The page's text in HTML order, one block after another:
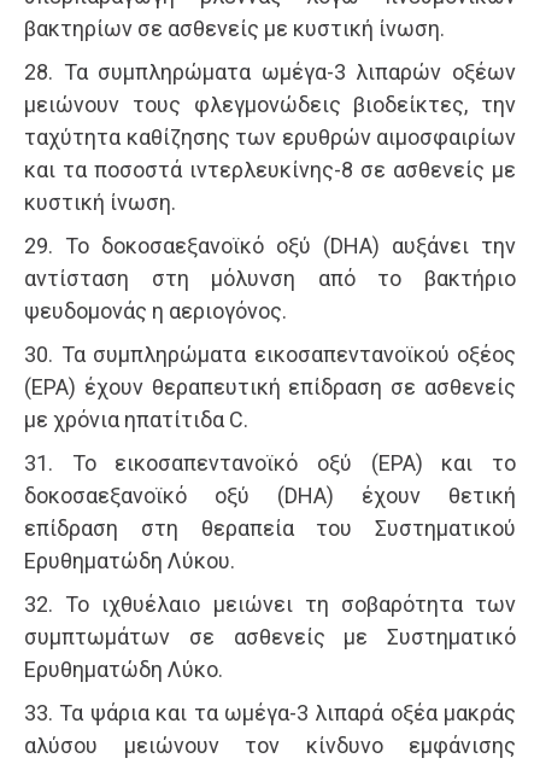
βακτηρίων σε ασθενείς με κυστική ίνωση.
28. Τα συμπληρώματα ωμέγα-3 λιπαρών οξέων
μειώνουν τους φλεγμονώδεις βιοδείκτες, την
ταχύτητα καθίζησης των ερυθρών αιμοσφαιρίων
και τα ποσοστά ιντερλευκίνης-8 σε ασθενείς με
κυστική ίνωση.
29. Το δοκοσαεξανοϊκό οξύ (DHA) αυξάνει την
αντίσταση στη μόλυνση από το βακτήριο
ψευδομονάς η αεριογόνος.
30. Τα συμπληρώματα εικοσαπεντανοϊκού οξέος
(ΕΡΑ) έχουν θεραπευτική επίδραση σε ασθενείς
με χρόνια ηπατίτιδα C.
31. Το εικοσαπεντανοϊκό οξύ (ΕΡΑ) και το
δοκοσαεξανοϊκό οξύ (DHA) έχουν θετική
επίδραση στη θεραπεία του Συστηματικού
Ερυθηματώδη Λύκου.
32. Το ιχθυέλαιο μειώνει τη σοβαρότητα των
συμπτωμάτων σε ασθενείς με Συστηματικό
Ερυθηματώδη Λύκο.
33. Τα ψάρια και τα ωμέγα-3 λιπαρά οξέα μακράς
αλύσου μειώνουν τον κίνδυνο εμφάνισης